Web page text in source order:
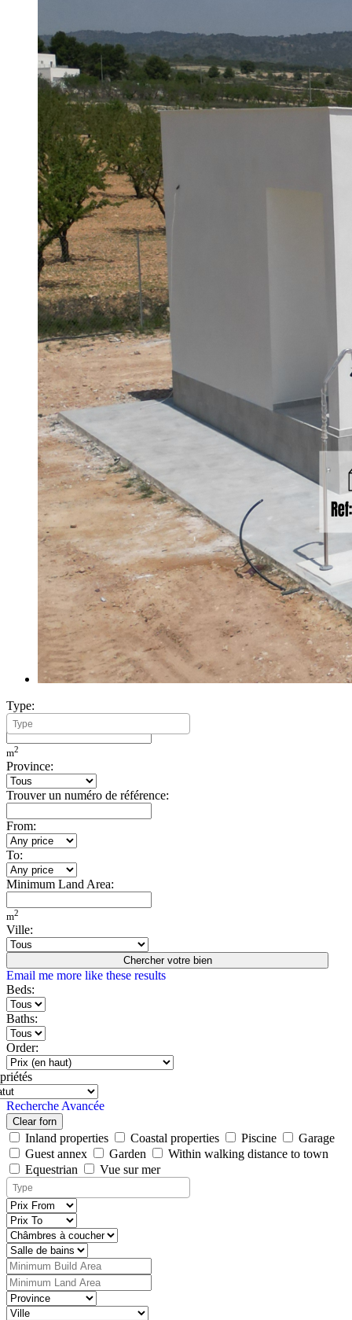
Type:
Minimum Build Area:
m2
Province:
Trouver un numéro de référence:
From:
To:
Minimum Land Area:
m2
Ville:
Chercher votre bien
Email me more like these results
Beds:
Baths:
Order:
Recherche Avancée
Clear forn
Inland properties Coastal properties Piscine
Garage
Guest annex
Garden
Within walking distance to town
Equestrian
Vue sur mer